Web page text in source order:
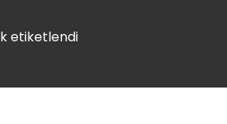
etiketlendi